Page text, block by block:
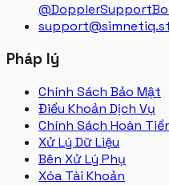
support@
Pháp lý
Chính Sách Bảo Mật
Điều Khoản Dịch Vụ
Chính Sách Hoàn
Xử Lý Dữ Liệu
Bên Xử Lý Phụ
Xóa Tài Khoản